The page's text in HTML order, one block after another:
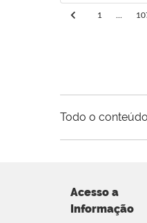
1
Todo o
Acesso a
Informação